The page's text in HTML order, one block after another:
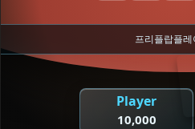
프리플랍플
Player
10,000
A